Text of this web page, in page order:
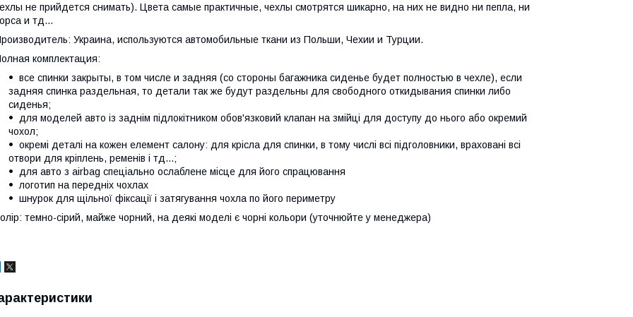
не прийдется снимать). Цвета самые практичные, чехлы смотрятся шикарно, на них не видно ни пепла, ни
и тд...
Украина, используются автомобильные ткани из Польши, Чехии и Турции.
комплектация:
все спинки закрыты, в том числе и задняя (со стороны багажника сиденье будет полностью в чехле), если
задняя спинка раздельная, то детали так же будут раздельны для свободного откидывания спинки либо
сиденья;
для моделей авто із заднім підлокітником обов'язковий клапан на змійці для доступу до нього або окремий
чохол;
окремі деталі на кожен елемент салону: для крісла для спинки, в тому числі всі підголовники, враховані всі
отвори для кріплень, ременів і тд...;
для авто з airbag спеціально ослаблене місце для його спрацювання
логотип на передніх чохлах
шнурок для щільної фіксації і затягування чохла по його периметру
темно-сірий, майже чорний, на деякі моделі є чорні кольори (уточнюйте у менеджера)